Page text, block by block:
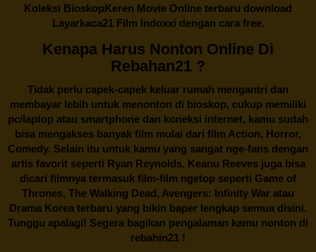
Koleksi BioskopKeren Movie Online terbaru download
Layarkaca21 Film Indoxxi dengan cara free.
Kenapa Harus Nonton Online Di
Rebahan21 ?
Tidak perlu capek-capek keluar rumah mengantri dan
membayar lebih untuk menonton di bioskop, cukup memiliki
pc/laptop atau smartphone dan koneksi internet, kamu sudah
bisa mengakses banyak film mulai dari film Action, Horror,
Comedy. Selain itu untuk kamu yang sangat nge-fans dengan
artis favorit seperti Ryan Reynolds, Keanu Reeves juga bisa
dicari filmnya termasuk film-film ngetop seperti Game of
Thrones, The Walking Dead, Avengers: Infinity War atau
Drama Korea terbaru yang bikin baper lengkap semua disini.
Tunggu apalagi! Segera bagikan pengalaman kamu nonton di
rebahin21 !